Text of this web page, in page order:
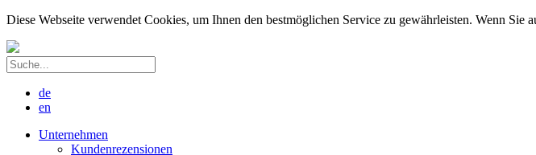
Diese Webseite verwendet Cookies, um Ihnen den bestmöglichen Service zu gewährleisten. Wenn Sie
de
en
Unternehmen
Kundenrezensionen